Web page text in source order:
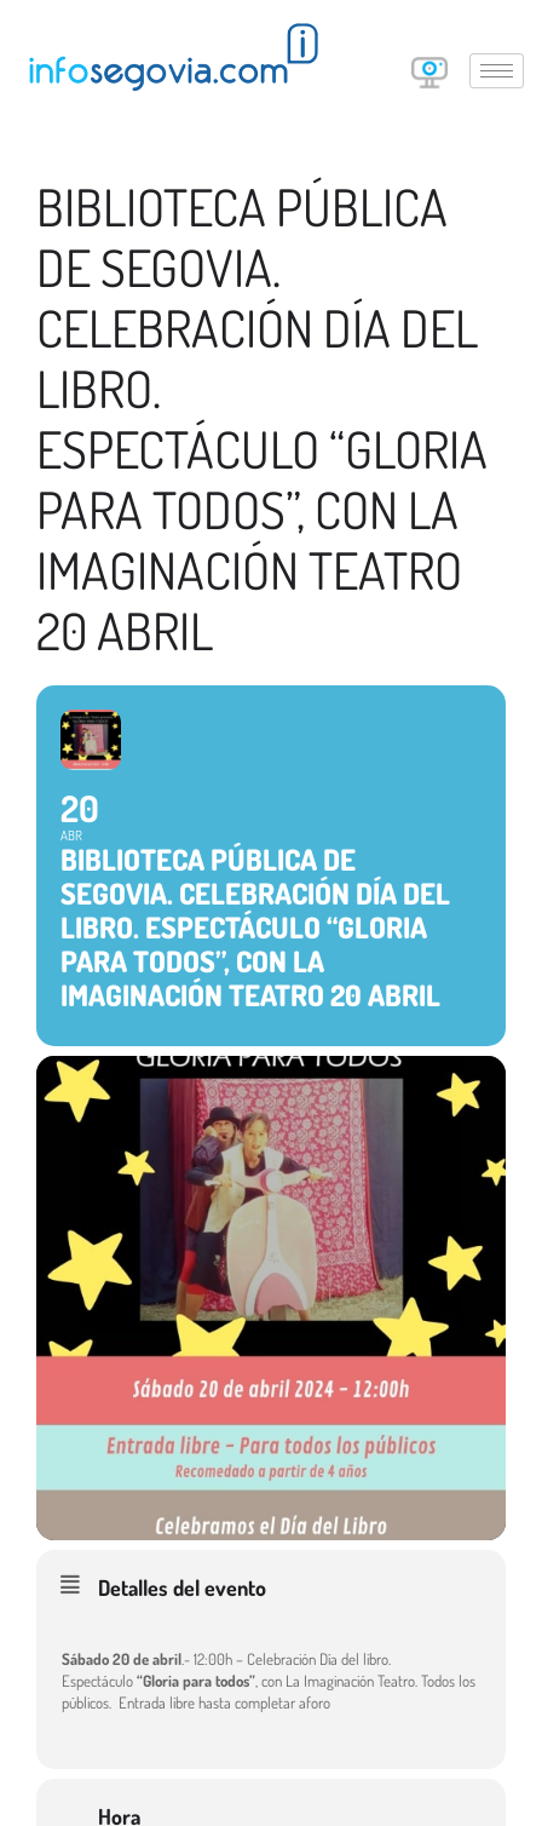
BIBLIOTECA PÚBLICA
DE SEGOVIA.
CELEBRACIÓN DÍA DEL
LIBRO.
ESPECTÁCULO “GLORIA
PARA TODOS”, CON LA
IMAGINACIÓN TEATRO
20 ABRIL
20
ABR
BIBLIOTECA PÚBLICA DE
SEGOVIA. CELEBRACIÓN DÍA DEL
LIBRO. ESPECTÁCULO “GLORIA
PARA TODOS”, CON LA
IMAGINACIÓN TEATRO 20 ABRIL
Detalles del evento
Sábado 20 de abril.- 12:00h – Celebración Día del libro.
Espectáculo“Gloria para todos” , con La Imaginación Teatro. Todos los
públicos. Entrada libre hasta completar aforo
Hora